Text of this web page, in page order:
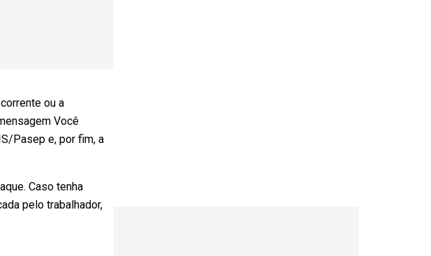
ou a
Você
Pasep e, por fim, a
Caso tenha
pelo trabalhador,